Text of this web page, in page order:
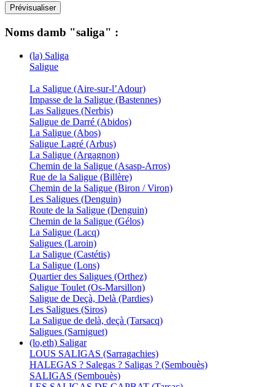
Noms damb "saliga" :
(la) Saliga
Saligue
La Saligue (Aire-sur-l’Adour)
Impasse de la Saligue (Bastennes)
Las Saligues (Nerbis)
Saligue de Darré (Abidos)
La Saligue (Abos)
Saligue Lagré (Arbus)
La Saligue (Argagnon)
Chemin de la Saligue (Asasp-Arros)
Rue de la Saligue (Billère)
Chemin de la Saligue (Biron / Viron)
Les Saligues (Denguin)
Route de la Saligue (Denguin)
Chemin de la Saligue (Gélos)
La Saligue (Lacq)
Saligues (Laroin)
La Saligue (Castétis)
La Saligue (Lons)
Quartier des Saligues (Orthez)
Saligue Toulet (Os-Marsillon)
Saligue de Deçà, Delà (Pardies)
Les Saligues (Siros)
La Saligue de delà, deçà (Tarsacq)
Saligues (Sarniguet)
(lo,eth) Saligar
LOUS SALIGAS (Sarragachies)
HALEGAS ? Salegas ? Saligas ? (Sembouès)
SALIGAS (Sembouès)